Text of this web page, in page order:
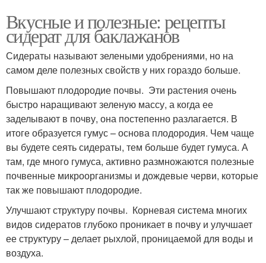
Вкусные и полезные: рецепты
сидерат для баклажанов
Сидераты называют зелеными удобрениями, но на
самом деле полезных свойств у них гораздо больше.
Повышают плодородие почвы. Эти растения очень
быстро наращивают зеленую массу, а когда ее
заделывают в почву, она постепенно разлагается. В
итоге образуется гумус – основа плодородия. Чем чаще
вы будете сеять сидераты, тем больше будет гумуса. А
там, где много гумуса, активно размножаются полезные
почвенные микроорганизмы и дождевые черви, которые
так же повышают плодородие.
Улучшают структуру почвы. Корневая система многих
видов сидератов глубоко проникает в почву и улучшает
ее структуру – делает рыхлой, проницаемой для воды и
воздуха.